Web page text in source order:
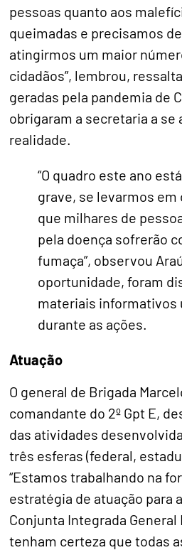
pessoas quanto aos
queimadas e precisamos
atingirmos um maior
cidadãos”, lembrou,
geradas pela pandemia de
obrigaram a secretaria a se
realidade.
“O quadro este ano
grave, se levarmos em
que milhares de
pela doença sofrerão
fumaça”, observou
oportunidade, foram
materiais informativos
durante as ações.
Atuação
O general de Brigada
comandante do 2º Gpt E,
das atividades
três esferas (federal,
“Estamos trabalhando na
estratégia de atuação para
Conjunta Integrada General
tenham certeza que todas